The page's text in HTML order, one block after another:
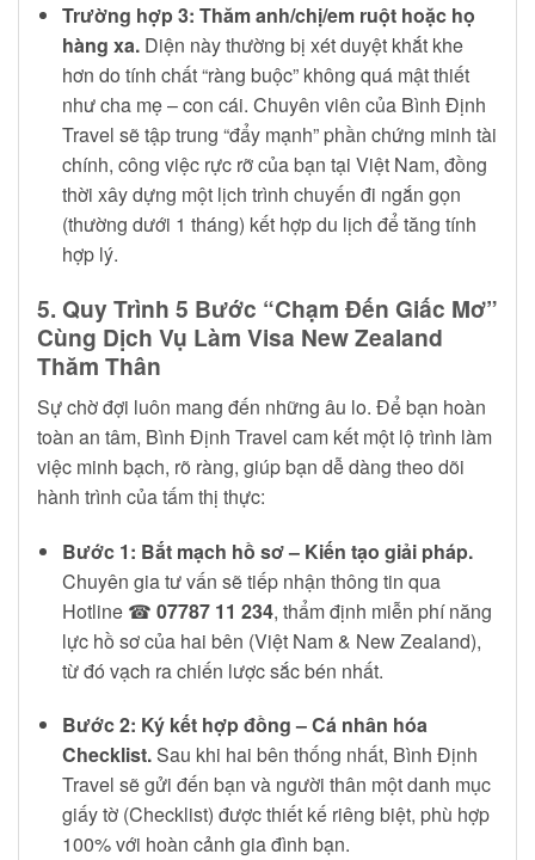
Trường hợp 3: Thăm anh/chị/em ruột hoặc họ
hàng xa.Diện này thường bị xét duyệt khắt khe
hơn do tính chất “ràng buộc” không quá mật thiết
như cha mẹ – con cái. Chuyên viên của Bình Định
Travel sẽ tập trung “đẩy mạnh” phần chứng minh tài
chính, công việc rực rỡ của bạn tại Việt Nam, đồng
thời xây dựng một lịch trình chuyến đi ngắn gọn
(thường dưới 1 tháng) kết hợp du lịch để tăng tính
hợp lý.
5. Quy Trình 5 Bước “Chạm Đến Giấc Mơ”
Cùng Dịch Vụ Làm Visa New Zealand
Thăm Thân
Sự chờ đợi luôn mang đến những âu lo. Để bạn hoàn
toàn an tâm, Bình Định Travel cam kết một lộ trình làm
việc minh bạch, rõ ràng, giúp bạn dễ dàng theo dõi
hành trình của tấm thị thực:
Bước 1: Bắt mạch hồ sơ – Kiến tạo giải pháp.
Chuyên gia tư vấn sẽ tiếp nhận thông tin qua
Hotline ☎ 07787 11 234, thẩm định miễn phí năng
lực hồ sơ của hai bên (Việt Nam & New Zealand),
từ đó vạch ra chiến lược sắc bén nhất.
Bước 2: Ký kết hợp đồng – Cá nhân hóa
Checklist.Sau khi hai bên thống nhất, Bình Định
Travel sẽ gửi đến bạn và người thân một danh mục
giấy tờ (Checklist) được thiết kế riêng biệt, phù hợp
100% với hoàn cảnh gia đình bạn.